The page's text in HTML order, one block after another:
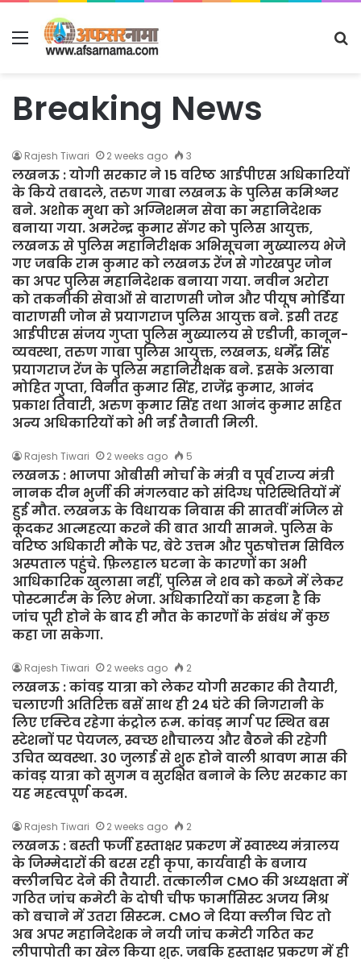
Menu
Breaking News
Rajesh Tiwari 2 weeks ago 3
लखनऊ : योगी सरकार ने 15 वरिष्ठ आईपीएस अधिकारियों
के किये तबादले, तरुण गाबा लखनऊ के पुलिस कमिश्नर
बने. अशोक मुथा को अग्निशमन सेवा का महानिदेशक
बनाया गया. अमरेन्द्र कुमार सेंगर को पुलिस आयुक्त,
लखनऊ से पुलिस महानिरीक्षक अभिसूचना मुख्यालय भेजे
गए जबकि राम कुमार को लखनऊ रेंज से गोरखपुर जोन
का अपर पुलिस महानिदेशक बनाया गया. नवीन अरोरा
को तकनीकी सेवाओं से वाराणसी जोन और पीयूष मोर्डिया
वाराणसी जोन से प्रयागराज पुलिस आयुक्त बने. इसी तरह
आईपीएस संजय गुप्ता पुलिस मुख्यालय से एडीजी, कानून-
व्यवस्था, तरुण गाबा पुलिस आयुक्त, लखनऊ, धर्मेंद्र सिंह
प्रयागराज रेंज के पुलिस महानिरीक्षक बने. इसके अलावा
मोहित गुप्ता, विनीत कुमार सिंह, राजेंद्र कुमार, आनंद
प्रकाश तिवारी, अरुण कुमार सिंह तथा आनंद कुमार सहित
अन्य अधिकारियों को भी नई तैनाती मिली.
Rajesh Tiwari 2 weeks ago 5
लखनऊ : भाजपा ओबीसी मोर्चा के मंत्री व पूर्व राज्य मंत्री
नानक दीन भुर्जी की मंगलवार को संदिग्ध परिस्थितियों में
हुई मौत. लखनऊ के विधायक निवास की सातवीं मंजिल से
कूदकर आत्महत्या करने की बात आयी सामने. पुलिस के
वरिष्ठ अधिकारी मौके पर, बेटे उत्तम और पुरुषोत्तम सिविल
अस्पताल पहुंचे. फ़िलहाल घटना के कारणों का अभी
आधिकारिक खुलासा नहीं, पुलिस ने शव को कब्जे में लेकर
पोस्टमार्टम के लिए भेजा. अधिकारियों का कहना है कि
जांच पूरी होने के बाद ही मौत के कारणों के संबंध में कुछ
कहा जा सकेगा.
Rajesh Tiwari 2 weeks ago 2
लखनऊ : कांवड़ यात्रा को लेकर योगी सरकार की तैयारी,
चलाएगी अतिरिक्त बसें साथ ही 24 घंटे की निगरानी के
लिए एक्टिव रहेगा कंट्रोल रूम. कांवड़ मार्ग पर स्थित बस
स्टेशनों पर पेयजल, स्वच्छ शौचालय और बैठने की रहेगी
उचित व्यवस्था. 30 जुलाई से शुरू होने वाली श्रावण मास की
कांवड़ यात्रा को सुगम व सुरक्षित बनाने के लिए सरकार का
यह महत्वपूर्ण कदम.
Rajesh Tiwari 2 weeks ago 2
लखनऊ : बस्ती फर्जी हस्ताक्षर प्रकरण में स्वास्थ्य मंत्रालय
के जिम्मेदारों की बरस रही कृपा, कार्यवाही के बजाय
क्लीनचिट देने की तैयारी. तत्कालीन CMO की अध्यक्षता में
गठित जांच कमेटी के दोषी चीफ फार्मासिस्ट अजय मिश्र
को बचाने में उतरा सिस्टम. CMO ने दिया क्लीन चिट तो
अब अपर महानिदेशक ने नयी जांच कमेटी गठित कर
लीपापोती का खेल किया शुरू. जबकि हस्ताक्षर प्रकरण में ही